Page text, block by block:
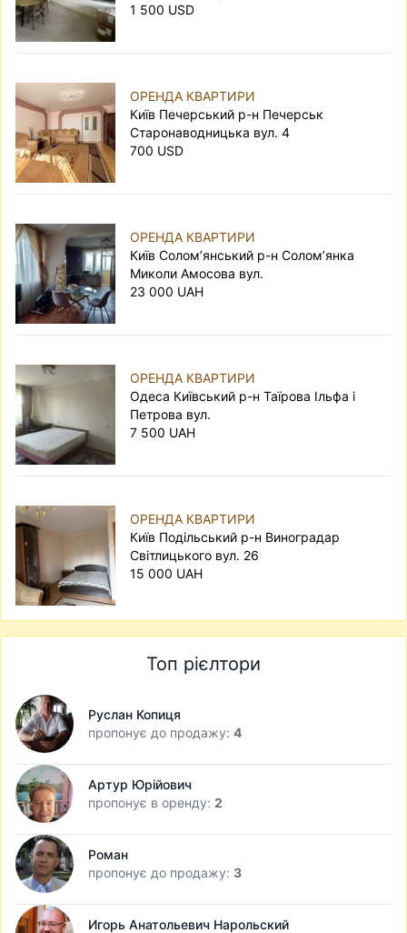
1 500 USD
ОРЕНДА КВАРТИРИ
Київ Печерський р-н Печерськ
Старонаводницька вул. 4
700 USD
ОРЕНДА КВАРТИРИ
Київ Солом’янський р-н Солом’янка
Миколи Амосова вул.
23 000 UAH
ОРЕНДА КВАРТИРИ
Одеса Київський р-н Таїрова Ільфа і
Петрова вул.
7 500 UAH
ОРЕНДА КВАРТИРИ
Київ Подільський р-н Виноградар
Світлицького вул. 26
15 000 UAH
Топ рієлтори
Руслан Копиця
пропонує до продажу: 4
Артур Юрійович
пропонує в оренду: 2
Роман
пропонує до продажу: 3
Игорь Анатольевич Нарольский